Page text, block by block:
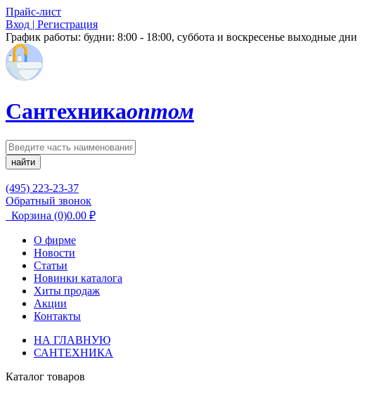
Прайс-лист
Вход | Регистрация
График работы: будни: 8:00 - 18:00, суббота и воскресенье выходные дни
Сантехникаоптом
найти
(495) 223-23-37
Обратный звонок
Корзина (0)0.00 ₽
О фирме
Новости
Статьи
Новинки каталога
Хиты продаж
Акции
Контакты
НА ГЛАВНУЮ
САНТЕХНИКА
Каталог товаров